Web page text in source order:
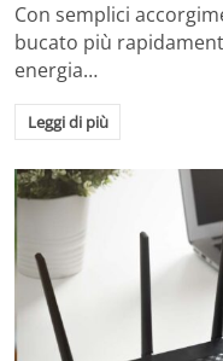
Con semplici
bucato più
energia…
Leggi di più